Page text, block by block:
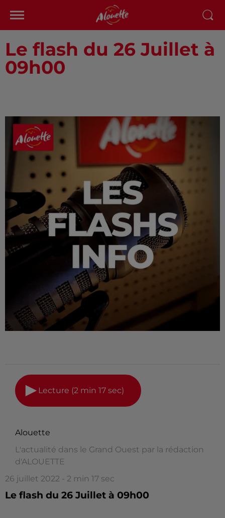
Le flash du 26 Juillet à
09h00
Lecture (2 min 17 sec)
Alouette
L'actualité dans le Grand Ouest par la rédaction
d'ALOUETTE
26 juillet 2022 - 2 min 17 sec
Le flash du 26 Juillet à 09h00